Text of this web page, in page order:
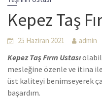
Kepez Taş
25 Haziran 2021 admin
Kepez Taş Fırın Ustası
mesleğine özenle ve itina
üst kaliteyi benimseyerek
başardım.